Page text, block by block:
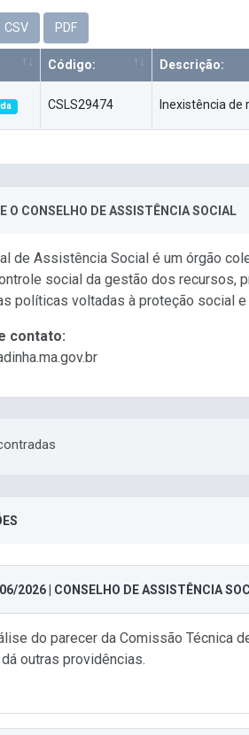
CSV PDF
Código: Descrição:
CSLS29474 Inexistência de
O CONSELHO DE ASSISTÊNCIA SOCIAL
de Assistência Social é um órgão
social da gestão dos recursos,
políticas voltadas à proteção social
contato:
2026 | CONSELHO DE ASSISTÊNCIA
do parecer da Comissão Técnica
outras providências.